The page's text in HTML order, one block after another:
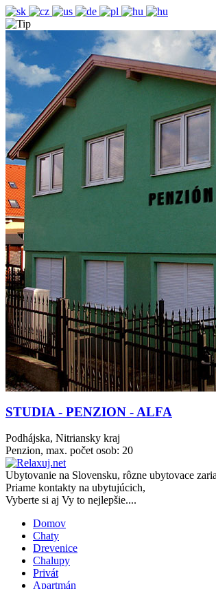
STUDIA - PENZION - ALFA
Podhájska, Nitriansky kraj
Penzion, max. počet osob: 20
Ubytovanie na Slovensku, rôzne ubytovace
Priame kontakty na ubytujúcich,
Vyberte si aj Vy to nejlepšie....
Domov
Chaty
Drevenice
Chalupy
Privát
Apartmán